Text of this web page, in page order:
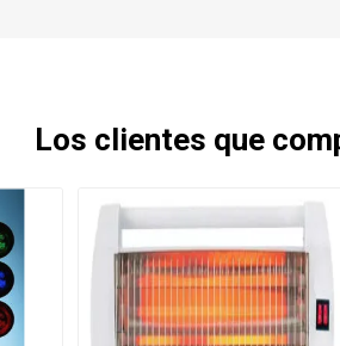
Los clientes que